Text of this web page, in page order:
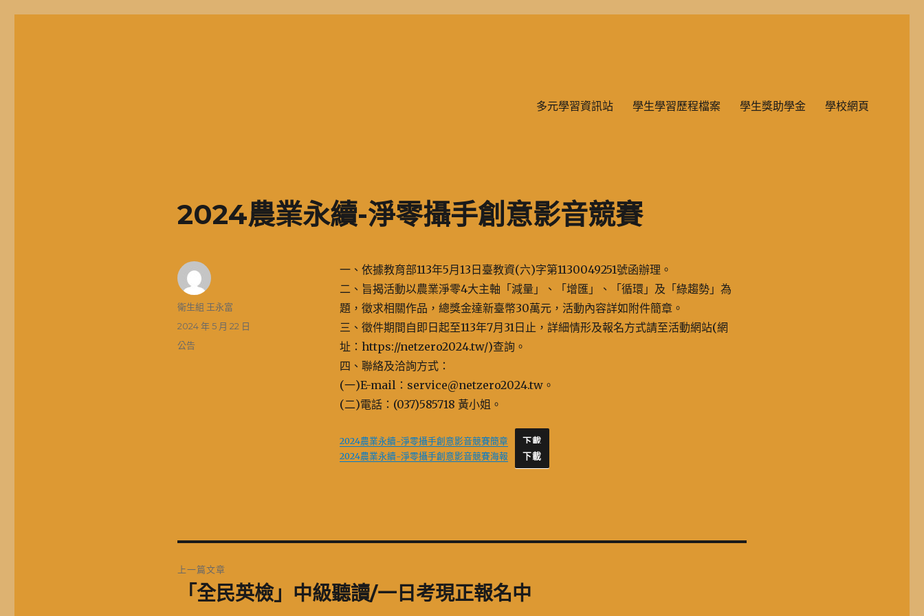
多元學習資訊站 學生學習歷程檔案 學生獎助學金 學校網頁
2024農業永續-淨零攝手創意影音競賽
一、依據教育部113年5月13日臺教資(六)字第1130049251號函辦理。
二、旨揭活動以農業淨零4大主軸「減量」、「增匯」、「循環」及「綠趨勢」為
題，徵求相關作品，總獎金達新臺幣30萬元，活動內容詳如附件簡章。
三、徵件期間自即日起至113年7月31日止，詳細情形及報名方式請至活動網站(網
址：https://netzero2024.tw/)查詢。
四、聯絡及洽詢方式：
(一)E-mail：service@netzero2024.tw。
(二)電話：(037)585718 黃小姐。
2024農業永續-淨零攝手創意影音競賽簡章 下載
2024農業永續-淨零攝手創意影音競賽海報 下載
作
衛生組 王永富
發
佈
2024 年 5 月 22 日
分
公告
章
上一篇文章
「全民英檢」中級聽讀/一日考現正報名中